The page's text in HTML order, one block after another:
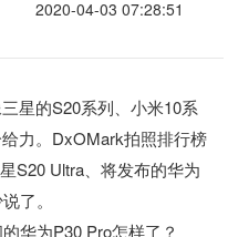
2020-04-03 07:28:51
星的S20系列、小米10系
力。DxOMark拍照排行榜
S20 Ultra、将发布的华为
了。